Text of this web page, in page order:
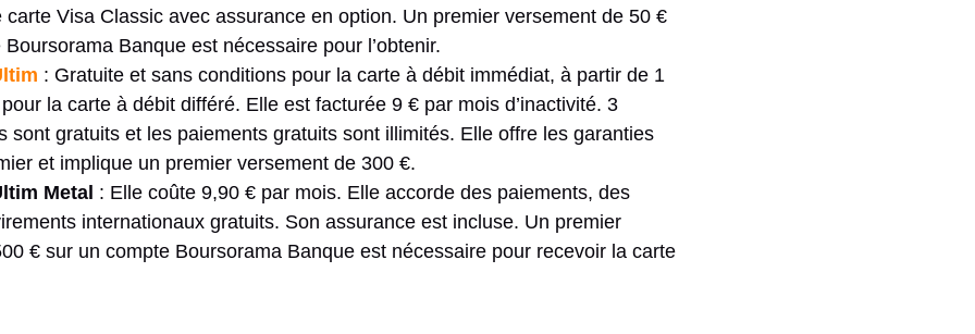
carte Visa Classic avec assurance en option. Un premier versement de 50 €
Banque est nécessaire pour l’obtenir.
: Gratuite et sans conditions pour la carte à débit immédiat, à partir de 1
la carte à débit différé. Elle est facturée 9 € par mois d’inactivité. 3
sont gratuits et les paiements gratuits sont illimités. Elle offre les garanties
et implique un premier versement de 300 €.
Metal : Elle coûte 9,90 € par mois. Elle accorde des paiements, des
internationaux gratuits. Son assurance est incluse. Un premier
€ sur un compte Boursorama Banque est nécessaire pour recevoir la carte